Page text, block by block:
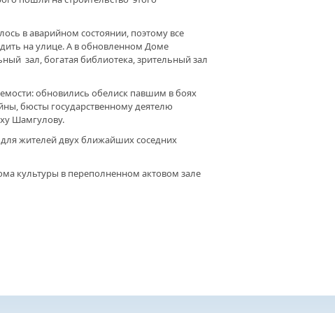
в аварийном состоянии, поэтому все
на улице. А в обновленном Доме
зал, богатая библиотека, зрительный зал
обновились обелиск павшим в боях
бюсты государственному деятелю
Шамгулову.
жителей двух ближайших соседних
культуры в переполненном актовом зале